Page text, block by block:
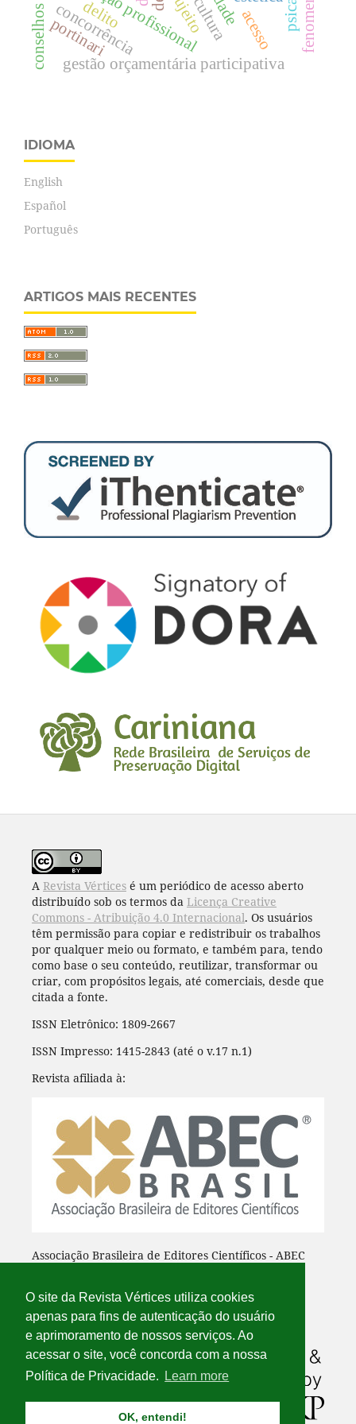
O site da Revista Vértices utiliza cookies
apenas para fins de autenticação do usuário
e aprimoramento de nossos serviços. Ao
acessar o site, você concorda com a nossa
Política de Privacidade.
Learn more
OK, entendi!
sujeito
delito
gestão orçamentária participativa
concorrência
portinari cultura acesso
IDIOMA
English
Español
Português
ARTIGOS MAIS RECENTES
A Revista Vérticesé um periódico de acesso aberto
distribuído sob os termos da Licença Creative
Commons - Atribuição 4.0 Internacional. Os usuários
têm permissão para copiar e redistribuir os trabalhos
por qualquer meio ou formato, e também para, tendo
como base o seu conteúdo, reutilizar, transformar ou
criar, com propósitos legais, até comerciais, desde que
citada a fonte.
ISSN Eletrônico: 1809-2667
ISSN Impresso: 1415-2843 (até o v.17 n.1)
Revista afiliada à:
Associação Brasileira de Editores Científicos - ABEC